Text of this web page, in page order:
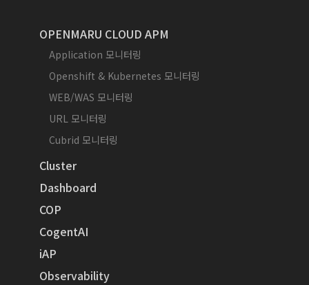
OPENMARU CLOUD APM
Application 모니터링
Openshift & Kubernetes 모니터링
WEB/WAS 모니터링
URL 모니터링
Cubrid 모니터링
Cluster
Dashboard
COP
CogentAI
iAP
Observability